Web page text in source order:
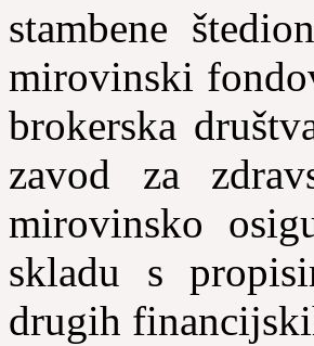
stambene
mirovinski
brokerska
zavod za
mirovinsko
skladu s
drugih